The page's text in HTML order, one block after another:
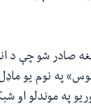
صادر شو چې د
په نوم یو
په موندلو او